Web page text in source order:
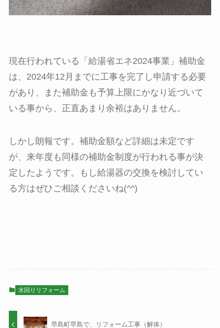
現在行われている「給湯省エネ2024事業」補助金
は、2024年12月までに工事を完了し申請する必要
があり、また補助金も予算上限にかなり近づいて
いる事から、正直あまり余裕はありません。
しかし朗報です。補助金額など詳細は未定です
が、来年度も同様の補助金制度が行われる事が決
定したようです。もし給湯器の交換を検討してい
る方はぜひご相談くださいね(^^)
水回りリフォーム
早島町早島で、リフォーム工事（解体）